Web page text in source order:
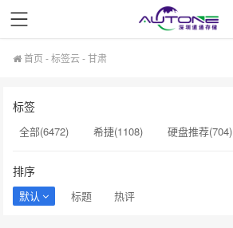
首页 -标签云- 甘肃
标签
全部(6472) 希捷(1108)
硬盘推荐(704)
NAS硬盘(593)
希捷硬盘(553)
排序
默认 标题 热评